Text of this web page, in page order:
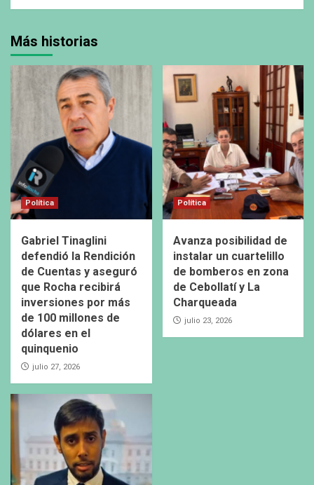
Más historias
Política
Gabriel Tinaglini
defendió la Rendición
de Cuentas y aseguró
que Rocha recibirá
inversiones por más
de 100 millones de
dólares en el
quinquenio
julio 27, 2026
Política
Avanza posibilidad de
instalar un cuartelillo
de bomberos en zona
de Cebollatí y La
Charqueada
julio 23, 2026